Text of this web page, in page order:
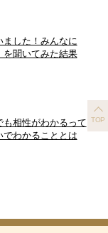
した！みんなに
を聞いてみた結果
相性がわかるって
わかることとは
TOP